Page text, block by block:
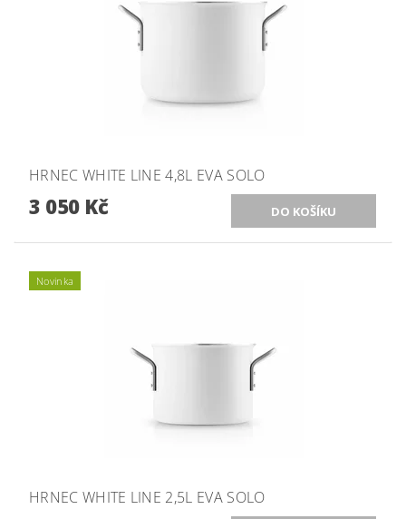
HRNEC WHITE LINE 4,8L EVA SOLO
3 050 Kč
Novinka
HRNEC WHITE LINE 2,5L EVA SOLO